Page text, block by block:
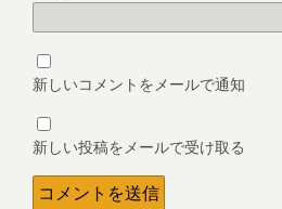
新しいコメントをメールで通知
新しい投稿をメールで受け取る